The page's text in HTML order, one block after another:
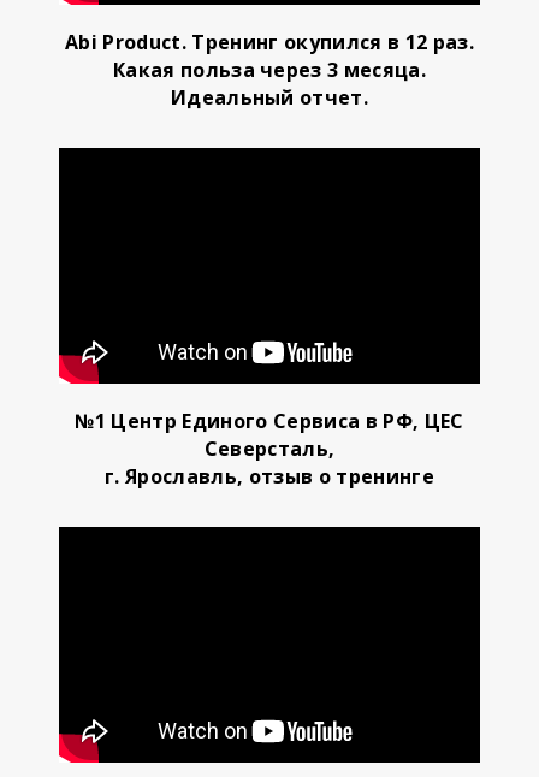
Abi Product. Тренинг окупился в 12 раз.
Какая польза через 3 месяца.
Идеальный отчет.
№1 Центр Единого Сервиса в РФ, ЦЕС
Северсталь,
г. Ярославль, отзыв о тренинге